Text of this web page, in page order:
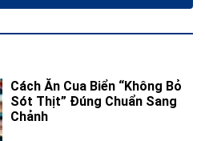
Cách Ăn Cua Biển “Không Bỏ
Sót Thịt” Đúng Chuẩn Sang
Chảnh